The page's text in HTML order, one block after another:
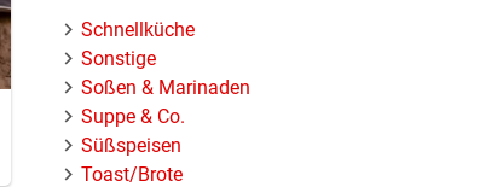
Schnellküche
Sonstige
Soßen & Marinaden
Suppe & Co.
Süßspeisen
Toast/Brote